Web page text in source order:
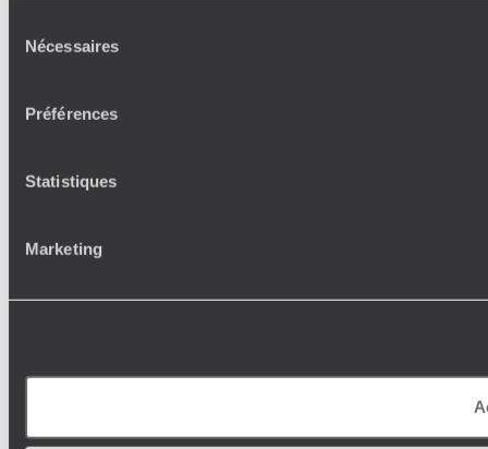
Nécessaires
Préférences
Statistiques
Marketing